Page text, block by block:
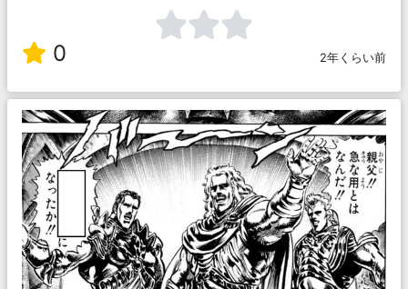
0 2年くらい前